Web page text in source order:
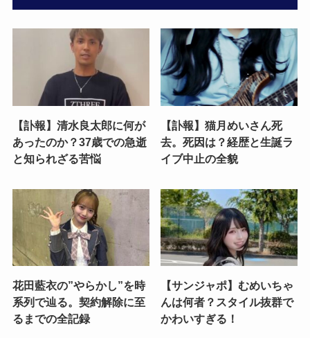
【訃報】清水良太郎に何が
あったのか？37歳での急逝
と知られざる苦悩
【訃報】猫月めいさん死
去。死因は？経歴と生誕ラ
イブ中止の全貌
花田藍衣の”やらかし”を時
系列で辿る。契約解除に至
るまでの全記録
【サンジャポ】むめいちゃ
んは何者？スタイル抜群で
かわいすぎる！